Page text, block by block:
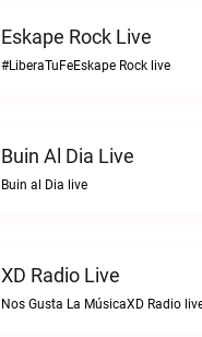
Eskape Rock Live
#LiberaTuFeEskape Rock live
Buin Al Dia Live
Buin al Dia live
XD Radio Live
Nos Gusta La MúsicaXD Radio